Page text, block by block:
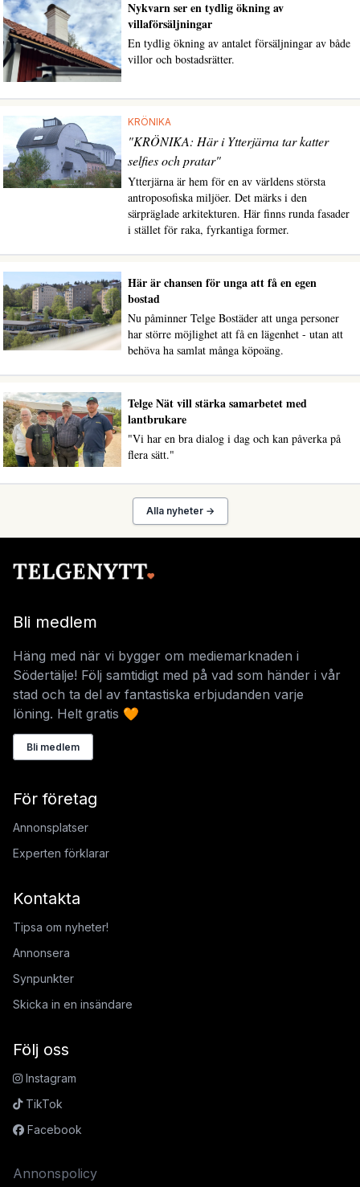
Nykvarn ser en tydlig ökning av
villaförsäljningar
En tydlig ökning av antalet försäljningar av både
villor och bostadsrätter.
KRÖNIKA
"KRÖNIKA: Här i Ytterjärna tar katter
selfies och pratar"
Ytterjärna är hem för en av världens största
antroposofiska miljöer. Det märks i den
särpräglade arkitekturen. Här finns runda fasader
i stället för raka, fyrkantiga former.
Här är chansen för unga att få en egen
bostad
Nu påminner Telge Bostäder att unga personer
har större möjlighet att få en lägenhet - utan att
behöva ha samlat många köpoäng.
Telge Nät vill stärka samarbetet med
lantbrukare
"Vi har en bra dialog i dag och kan påverka på
flera sätt."
Alla nyheter →
Bli medlem
Häng med när vi bygger om mediemarknaden i
Södertälje! Följ samtidigt med på vad som händer i vår
stad och ta del av fantastiska erbjudanden varje
löning. Helt gratis 🧡
Bli medlem
För företag
Annonsplatser
Experten förklarar
Kontakta
Tipsa om nyheter!
Annonsera
Synpunkter
Skicka in en insändare
Följ oss
Instagram
TikTok
Facebook
Annonspolicy